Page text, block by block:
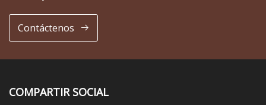
Contáctenos
COMPARTIR SOCIAL